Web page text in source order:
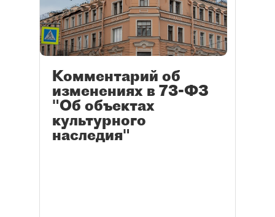
Комментарий об
изменениях в 73-ФЗ
"Об объектах
культурного
наследия"